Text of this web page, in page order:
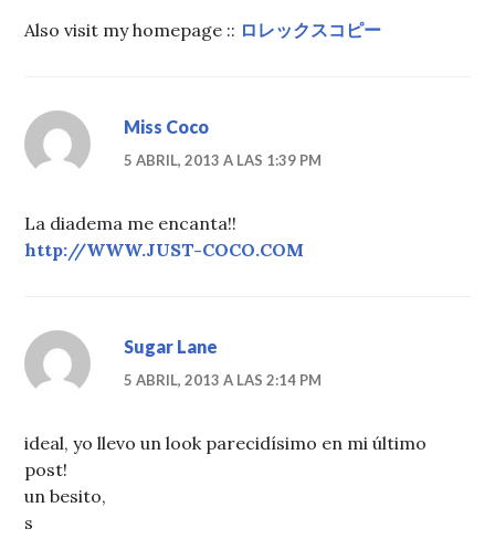
Also visit my homepage :: ロレックスコピー
Miss Coco
5 ABRIL, 2013 A LAS 1:39 PM
La diadema me encanta!!
http://WWW.JUST-COCO.COM
Sugar Lane
5 ABRIL, 2013 A LAS 2:14 PM
ideal, yo llevo un look parecidísimo en mi último
post!
un besito,
s